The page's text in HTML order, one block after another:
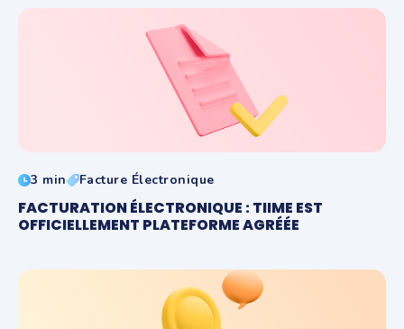
3 min Facture Électronique
FACTURATION ÉLECTRONIQUE : TIIME EST
OFFICIELLEMENT PLATEFORME AGRÉÉE